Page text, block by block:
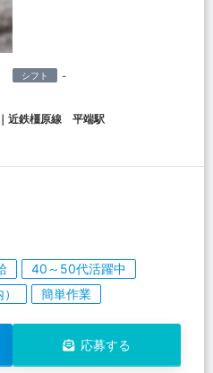
シフト -
近鉄橿原線 平端駅
40～50代活躍中
簡単作業
応募する